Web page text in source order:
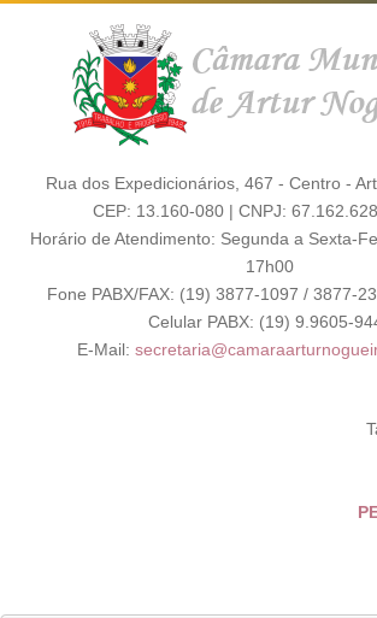
Rua dos Expedicionários, 467 - Centro -
CEP: 13.160-080 | CNPJ:
Horário de Atendimento: Segunda a Sexta-
17h00
Fone PABX/FAX: (19) 3877-1097 / 3877-
Celular PABX: (19) 9.9605-
E-Mail: